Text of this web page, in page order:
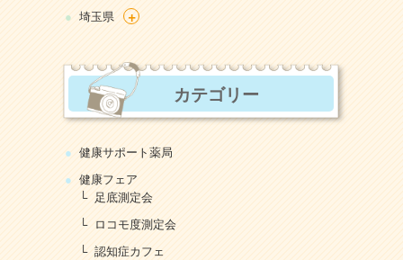
埼玉県 +
カテゴリー
健康サポート薬局
健康フェア
足底測定会
ロコモ度測定会
認知症カフェ